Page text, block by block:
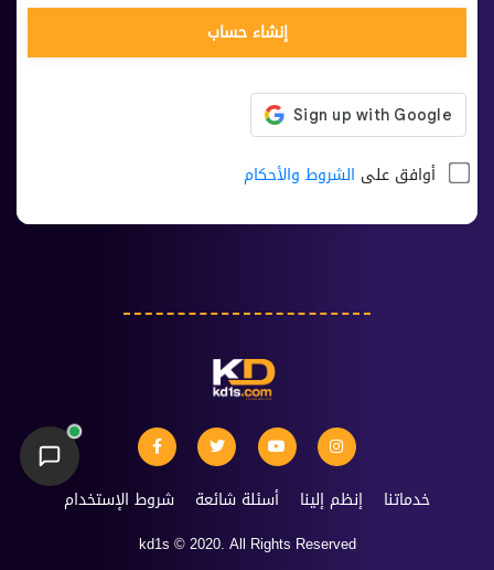
إنشاء حساب
أوافق على الشروط والأحكام
خدماتنا إنظم إلينا أسئلة شائعة شروط الإستخدام
kd1s © 2020. All Rights Reserved